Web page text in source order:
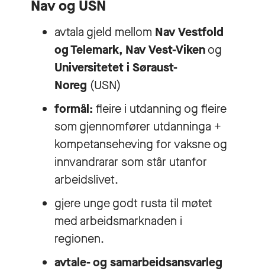
Nav og USN
avtala gjeld mellom Nav Vestfold
og Telemark, Nav Vest-Vikenog
Universitetet i Søraust-
Noreg (USN)
formål: fleire i utdanning og fleire
som gjennomfører utdanninga +
kompetanseheving for vaksne og
innvandrarar som står utanfor
arbeidslivet.
gjere unge godt rusta til møtet
med arbeidsmarknaden i
regionen.
avtale- og samarbeidsansvarleg